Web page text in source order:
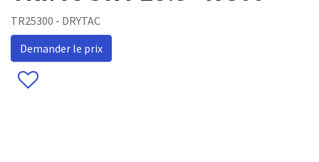
TR25300 - DRYTAC
Demander le prix